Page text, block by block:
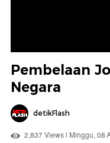
Pembelaan
Negara
detikFlash
2,837 Views | Minggu, 08